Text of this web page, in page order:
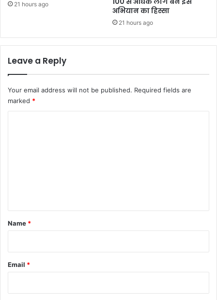
21 hours ago
अभियान का हिस्सा
21 hours ago
Leave a Reply
Your email address will not be published. Required fields are
marked *
*
Name *
Email *